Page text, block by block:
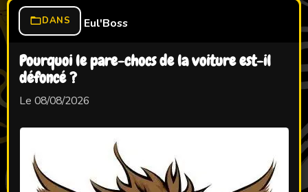
DANS Eul'Boss
Pourquoi le pare-chocs de la voiture est-il
défoncé ?
Le 08/08/2026